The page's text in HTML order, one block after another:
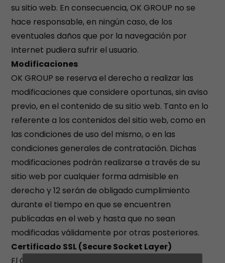
su sitio web. En consecuencia, OK GROUP no se
hace responsable, en ningún caso, de los
eventuales daños que por la navegación por
Internet pudiera sufrir el usuario.
Modificaciones
OK GROUP se reserva el derecho a realizar las
modificaciones que considere oportunas, sin aviso
previo, en el contenido de su sitio web. Tanto en lo
referente a los contenidos del sitio web, como en
las condiciones de uso del mismo, o en las
condiciones generales de contratación. Dichas
modificaciones podrán realizarse a través de su
sitio web por cualquier forma admisible en
derecho y 12 serán de obligado cumplimiento
durante el tiempo en que se encuentren
publicadas en el web y hasta que no sean
modificadas válidamente por otras posteriores.
Certificado SSL (Secure Socket Layer)
El CERTIFICADO SSL proporciona autenticación,